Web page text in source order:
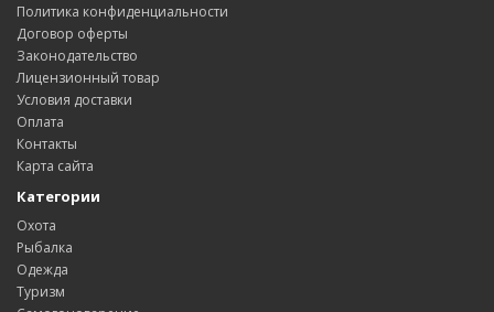
Политика конфиденциальности
Договор оферты
Законодательство
Лицензионный товар
Условия доставки
Оплата
Контакты
Карта сайта
Категории
Охота
Рыбалка
Одежда
Туризм